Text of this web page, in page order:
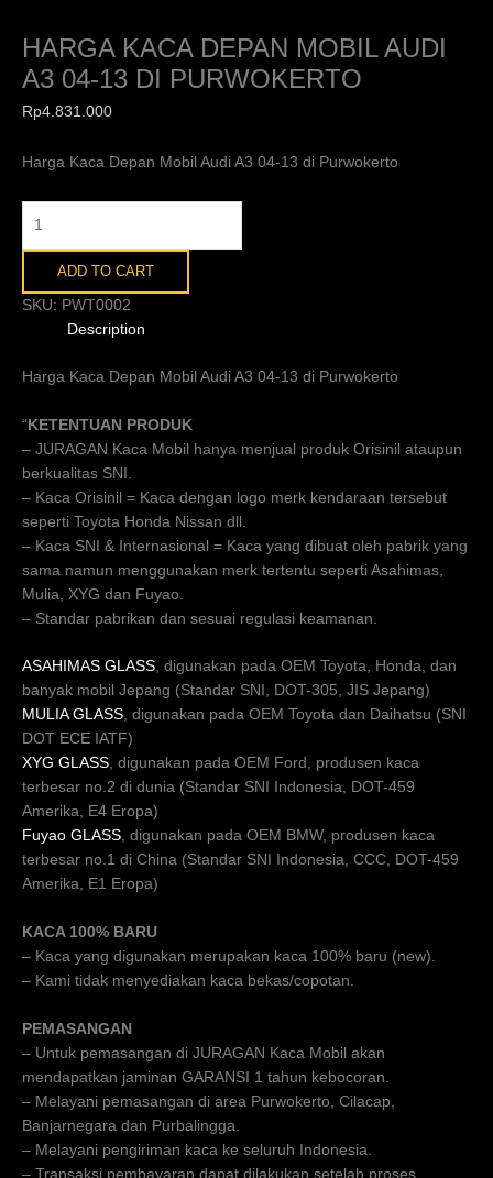
HARGA KACA DEPAN MOBIL AUDI
A3 04-13 DI PURWOKERTO
Rp4.831.000
Harga Kaca Depan Mobil Audi A3 04-13 di Purwokerto
ADD TO CART
SKU: PWT0002
Description
Harga Kaca Depan Mobil Audi A3 04-13 di Purwokerto
“KETENTUAN PRODUK
– JURAGAN Kaca Mobil hanya menjual produk Orisinil ataupun
berkualitas SNI.
– Kaca Orisinil = Kaca dengan logo merk kendaraan tersebut
seperti Toyota Honda Nissan dll.
– Kaca SNI & Internasional = Kaca yang dibuat oleh pabrik yang
sama namun menggunakan merk tertentu seperti Asahimas,
Mulia, XYG dan Fuyao.
– Standar pabrikan dan sesuai regulasi keamanan.
ASAHIMAS GLASS, digunakan pada OEM Toyota, Honda, dan
banyak mobil Jepang (Standar SNI, DOT-305, JIS Jepang)
MULIA GLASS, digunakan pada OEM Toyota dan Daihatsu (SNI
DOT ECE IATF)
XYG GLASS, digunakan pada OEM Ford, produsen kaca
terbesar no.2 di dunia (Standar SNI Indonesia, DOT-459
Amerika, E4 Eropa)
Fuyao GLASS, digunakan pada OEM BMW, produsen kaca
terbesar no.1 di China (Standar SNI Indonesia, CCC, DOT-459
Amerika, E1 Eropa)
KACA 100% BARU
– Kaca yang digunakan merupakan kaca 100% baru (new).
– Kami tidak menyediakan kaca bekas/copotan.
PEMASANGAN
– Untuk pemasangan di JURAGAN Kaca Mobil akan
mendapatkan jaminan GARANSI 1 tahun kebocoran.
– Melayani pemasangan di area Purwokerto, Cilacap,
Banjarnegara dan Purbalingga.
– Melayani pengiriman kaca ke seluruh Indonesia.
– Transaksi pembayaran dapat dilakukan setelah proses